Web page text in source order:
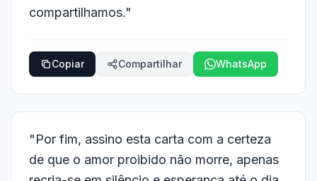
compartilhamos."
Copiar Compartilhar WhatsApp
"Por fim, assino esta carta com a certeza
de que o amor proibido não morre, apenas